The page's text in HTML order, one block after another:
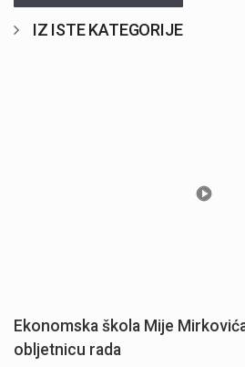
IZ ISTE KATEGORIJE
Ekonomska škola Mije
obljetnicu rada